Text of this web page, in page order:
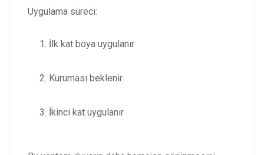
Uygulama süreci:
İlk kat boya uygulanır
Kuruması beklenir
İkinci kat uygulanır